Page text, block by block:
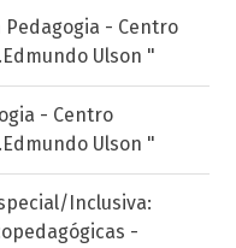
- Centro
Ulson "
- Centro
Ulson "
Inclusiva:
-